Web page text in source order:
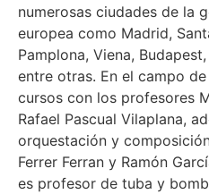
numerosas ciudades de la
europea como Madrid,
Pamplona, Viena,
entre otras. En el campo
cursos con los profesores
Rafael Pascual Vilaplana,
orquestación y
Ferrer Ferran y Ramón
es profesor de tuba y